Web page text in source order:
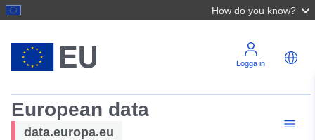
How do you know?
Logga in
European data
data.europa.eu